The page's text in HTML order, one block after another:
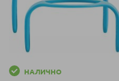
НАЛИЧНО